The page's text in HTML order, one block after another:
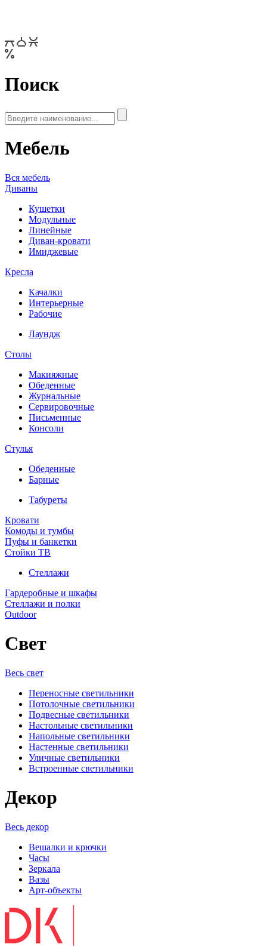
Поиск
Мебель
Вся мебель
Диваны
Кушетки
Модульные
Линейные
Диван-кровати
Имиджевые
Кресла
Качалки
Интерьерные
Рабочие
Лаундж
Столы
Макияжные
Обеденные
Журнальные
Сервировочные
Письменные
Консоли
Стулья
Обеденные
Барные
Табуреты
Кровати
Комоды и тумбы
Пуфы и банкетки
Стойки ТВ
Стеллажи
Гардеробные и шкафы
Стеллажи и полки
Outdoor
Свет
Весь свет
Переносные светильники
Потолочные светильники
Подвесные светильники
Настольные светильники
Напольные светильники
Настенные светильники
Уличные светильники
Встроенные светильники
Декор
Весь декор
Вешалки и крючки
Часы
Зеркала
Вазы
Арт-объекты